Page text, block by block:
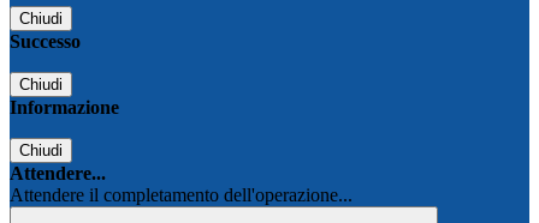
Chiudi
Successo
Chiudi
Informazione
Chiudi
Attendere...
Attendere il completamento dell'operazione...